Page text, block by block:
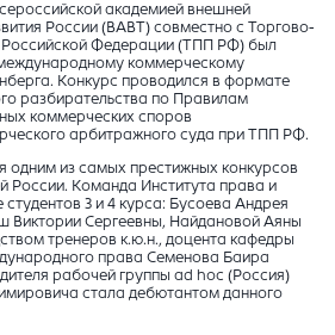
академией внешней
России (ВАВТ) совместно с Торгово-
Федерации (ТПП РФ) был
коммерческому
Конкурс проводился в формате
разбирательства по Правилам
коммерческих споров
арбитражного суда при ТПП РФ.
одним из самых престижных конкурсов
России. Команда Института права и
студентов 3 и 4 курса: Бусоева Андрея
Виктории Сергеевны, Найдановой Аяны
тренеров к.ю.н., доцента кафедры
права Семенова Баира
рабочей группы ad hoc (Россия)
стала дебютантом данного